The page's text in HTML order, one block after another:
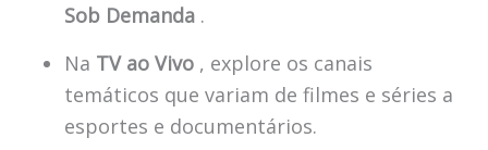
Sob Demanda.
Na TV ao Vivo, explore os canais
temáticos que variam de filmes e séries a
esportes e documentários.